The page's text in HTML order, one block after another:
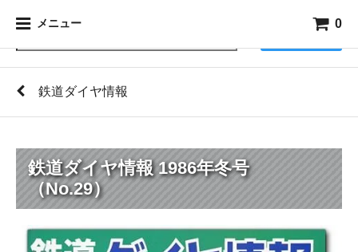
メニュー 0
鉄道ダイヤ情報
鉄道ダイヤ情報 1986年冬号
（No.29）